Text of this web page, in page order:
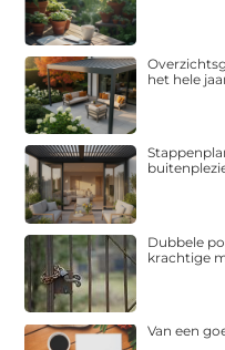
het hele
Dubbele
krachtige
Van een